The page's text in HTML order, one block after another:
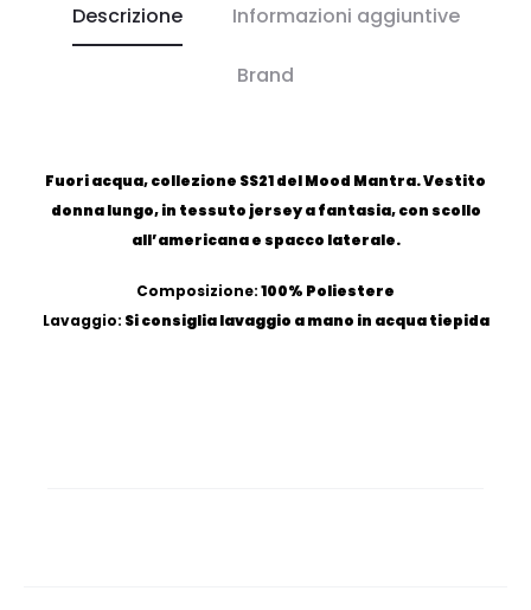
Descrizione Informazioni aggiuntive
Brand
Fuori acqua, collezione SS21 del Mood Mantra. Vestito
donna lungo, in tessuto jersey a fantasia, con scollo
all’americana e spacco laterale.
Composizione:100% Poliestere
Lavaggio: Si consiglia lavaggio a mano in acqua tiepida